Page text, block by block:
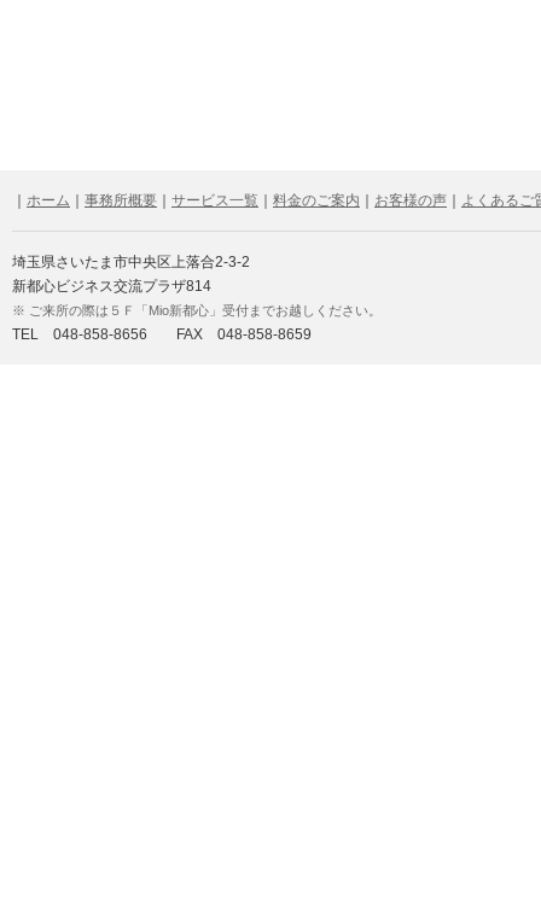
ホーム 事務所概要 サービス一覧 料金のご案内 お客様の声 よくあるご
埼玉県さいたま市中央区上落合2-3-2
新都心ビジネス交流プラザ814
※ ご来所の際は５Ｆ「Mio新都心」受付までお越しください。
TEL 048-858-8656 FAX 048-858-8659